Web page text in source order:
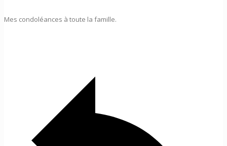
Mes condoléances à toute la famille.